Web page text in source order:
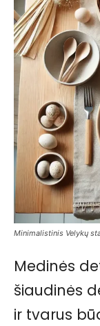
Minimalistinis Velykų
Medinės
šiaudinės
ir tvarus